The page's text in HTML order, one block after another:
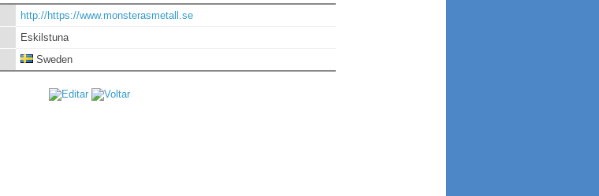
http://https://www.monsterasmetall.se
Eskilstuna
Sweden